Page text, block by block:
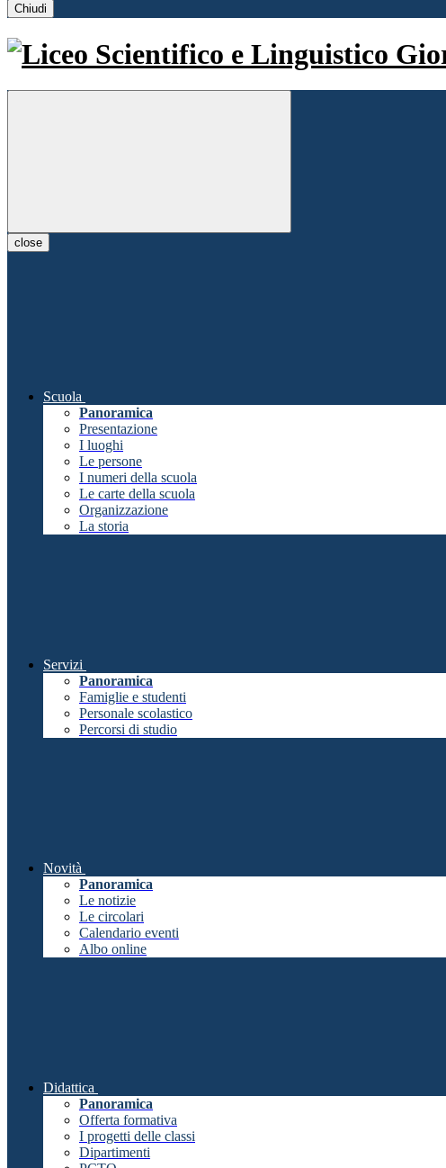
Chiudi
close
Scuola
Panoramica
Presentazione
I luoghi
Le persone
I numeri della scuola
Le carte della scuola
Organizzazione
La storia
Servizi
Panoramica
Famiglie e studenti
Personale scolastico
Percorsi di studio
Novità
Panoramica
Le notizie
Le circolari
Calendario eventi
Albo online
Didattica
Panoramica
Offerta formativa
I progetti delle classi
Dipartimenti